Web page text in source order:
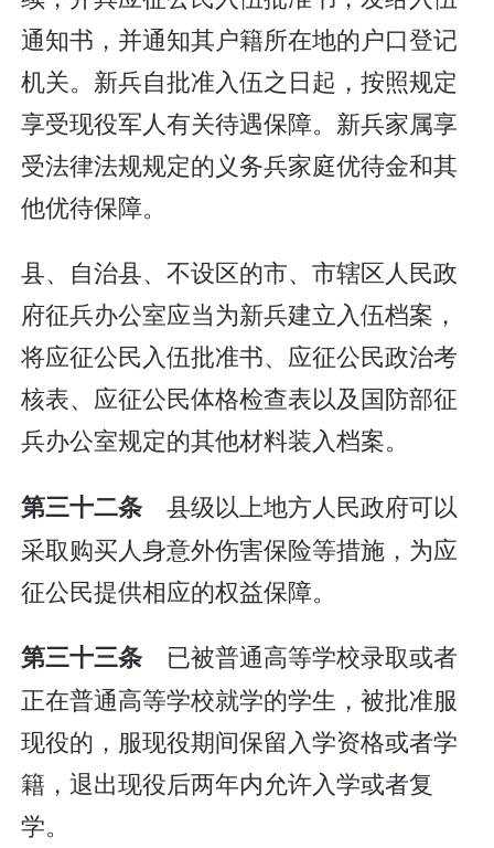
通知书，并通知其户籍所在地的户口登记
机关。新兵自批准入伍之日起，按照规定
享受现役军人有关待遇保障。新兵家属享
受法律法规规定的义务兵家庭优待金和其
他优待保障。
县、自治县、不设区的市、市辖区人民政
府征兵办公室应当为新兵建立入伍档案，
将应征公民入伍批准书、应征公民政治考
核表、应征公民体格检查表以及国防部征
兵办公室规定的其他材料装入档案。
第三十二条 县级以上地方人民政府可以
采取购买人身意外伤害保险等措施，为应
征公民提供相应的权益保障。
第三十三条 已被普通高等学校录取或者
正在普通高等学校就学的学生，被批准服
现役的，服现役期间保留入学资格或者学
籍，退出现役后两年内允许入学或者复
学。